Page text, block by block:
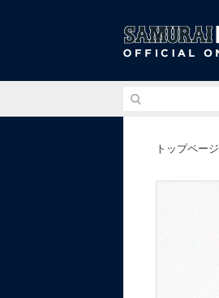
トップページ